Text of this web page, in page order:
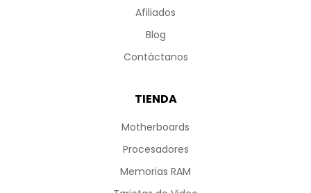
Afiliados
Blog
Contáctanos
TIENDA
Motherboards
Procesadores
Memorias RAM